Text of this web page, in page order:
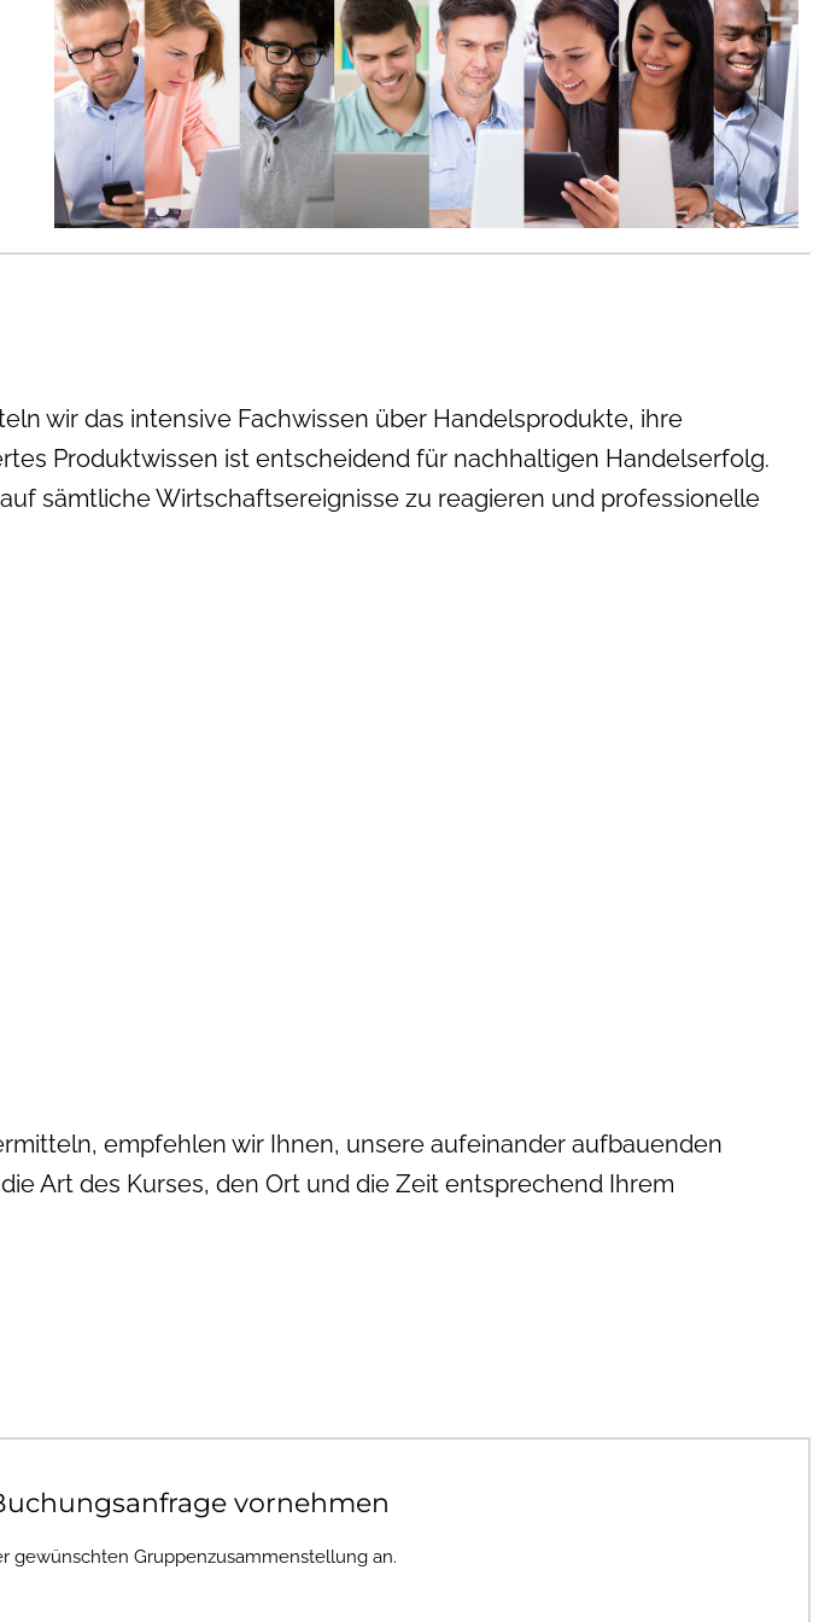
wir das intensive Fachwissen über Handelsprodukte, ihre
Produktwissen ist entscheidend für nachhaltigen Handelserfolg.
sämtliche Wirtschaftsereignisse zu reagieren und professionelle
empfehlen wir Ihnen, unsere aufeinander aufbauenden
Art des Kurses, den Ort und die Zeit entsprechend Ihrem
vornehmen
gewünschten Gruppenzusammenstellung an.